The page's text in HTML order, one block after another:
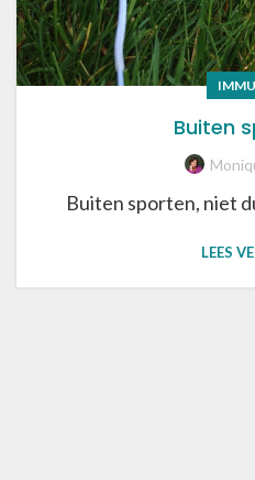
Buiten
Buiten sporten, niet
LEES